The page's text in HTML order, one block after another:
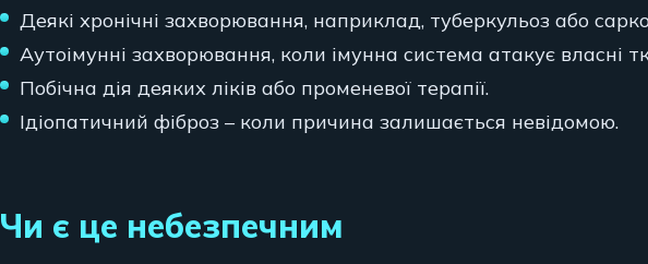
Деякі хронічні захворювання, наприклад, туберкульоз або
Аутоімунні захворювання, коли імунна система атакує власні
Побічна дія деяких ліків або променевої терапії.
Ідіопатичний фіброз – коли причина залишається невідомою.
Чи є це небезпечним